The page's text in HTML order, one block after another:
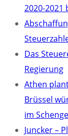
2020-2021
Das
Regierung
Athen
Brüssel
im
Juncker –